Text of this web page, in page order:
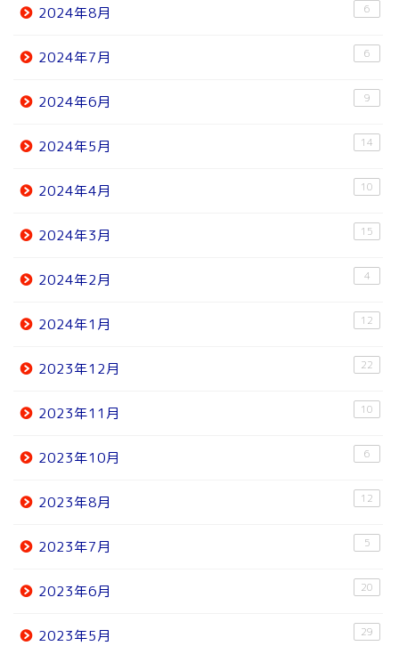
2024年8月 6
2024年7月 6
2024年6月 9
2024年5月 14
2024年4月 10
2024年3月 15
2024年2月 4
2024年1月 12
2023年12月 22
2023年11月 10
2023年10月 6
2023年8月 12
2023年7月 5
2023年6月 20
2023年5月 29